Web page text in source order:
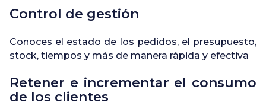
Control de gestión
Conoces el estado de los pedidos, el presupuesto,
stock, tiempos y más de manera rápida y efectiva
Retener e incrementar el consumo
de los clientes